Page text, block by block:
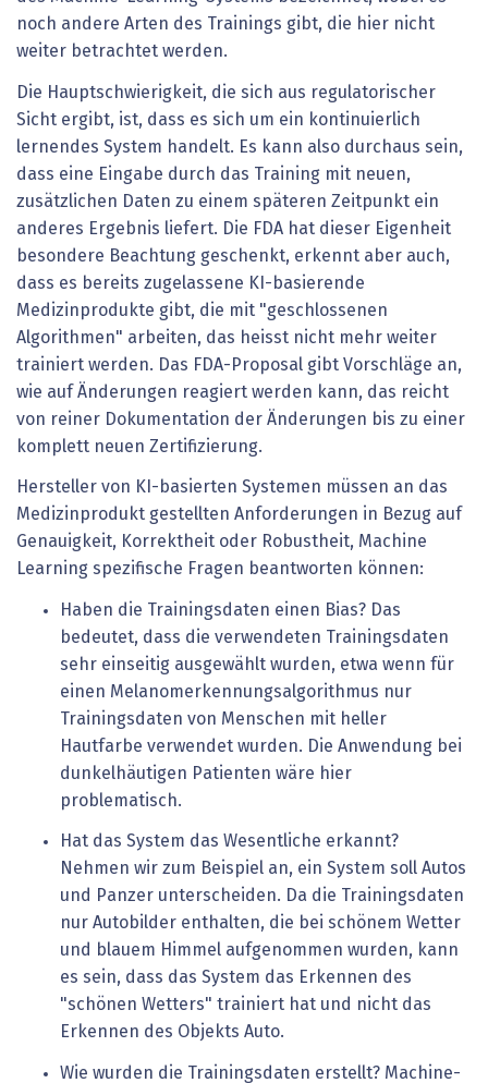
noch andere Arten des Trainings gibt, die hier nicht
weiter betrachtet werden.
Die Hauptschwierigkeit, die sich aus regulatorischer
Sicht ergibt, ist, dass es sich um ein kontinuierlich
lernendes System handelt. Es kann also durchaus sein,
dass eine Eingabe durch das Training mit neuen,
zusätzlichen Daten zu einem späteren Zeitpunkt ein
anderes Ergebnis liefert. Die FDA hat dieser Eigenheit
besondere Beachtung geschenkt, erkennt aber auch,
dass es bereits zugelassene KI-basierende
Medizinprodukte gibt, die mit "geschlossenen
Algorithmen" arbeiten, das heisst nicht mehr weiter
trainiert werden. Das FDA-Proposal gibt Vorschläge an,
wie auf Änderungen reagiert werden kann, das reicht
von reiner Dokumentation der Änderungen bis zu einer
komplett neuen Zertifizierung.
Hersteller von KI-basierten Systemen müssen an das
Medizin­produkt gestellten Anforderungen in Bezug auf
Genauigkeit, Korrektheit oder Robustheit, Machine
Learning spezifische Fragen beantworten können:
Haben die Trainingsdaten einen Bias? Das
bedeutet, dass die verwendeten Trainingsdaten
sehr einseitig ausgewählt wurden, etwa wenn für
einen Melanomerkennungsalgorithmus nur
Trainingsdaten von Menschen mit heller
Hautfarbe verwendet wurden. Die Anwendung bei
dunkelhäutigen ­Patienten wäre hier
problematisch.
Hat das System das Wesentliche erkannt?
Nehmen wir zum Beispiel an, ein System soll Autos
und Panzer unterscheiden. Da die Trainingsdaten
nur Autobilder enthalten, die bei schönem Wetter
und blauem Himmel aufgenommen wurden, kann
es sein, dass das System das Erkennen des
"schönen Wetters" trainiert hat und nicht das
Erkennen des Objekts Auto.
Wie wurden die Trainingsdaten erstellt? Machine-